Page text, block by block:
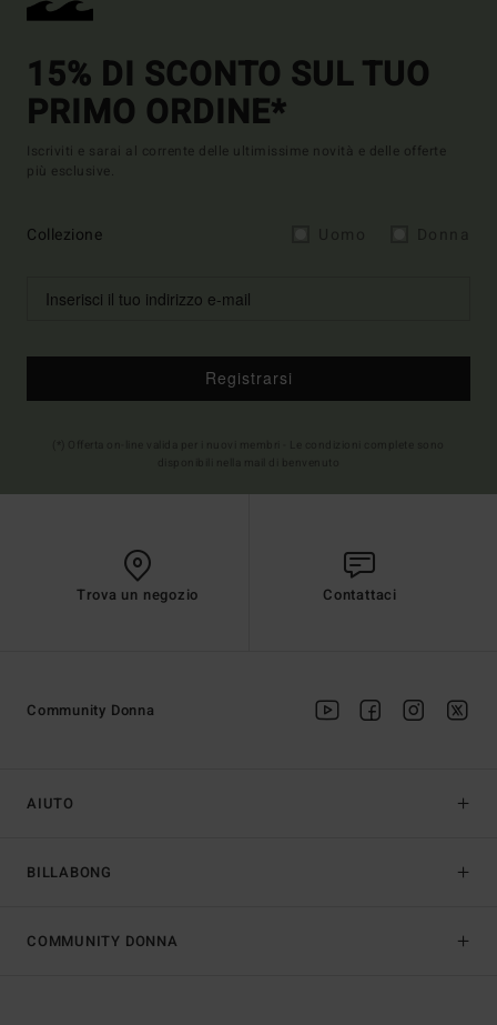
15% DI SCONTO SUL TUO
PRIMO ORDINE*
Iscriviti e sarai al corrente delle ultimissime novità e delle offerte
più esclusive.
Collezione
Registrarsi
Trova un negozio Contattaci
AIUTO
BILLABONG
Community Donna
COMMUNITY DONNA